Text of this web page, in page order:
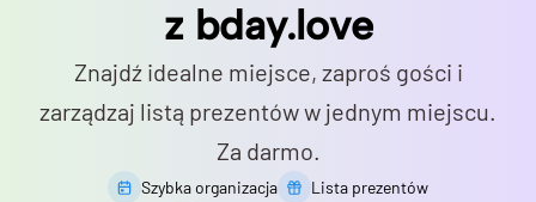
z bday.love
Znajdź idealne miejsce, zaproś gości i
zarządzaj listą prezentów w jednym miejscu.
Za darmo.
Szybka organizacja
Lista prezentów